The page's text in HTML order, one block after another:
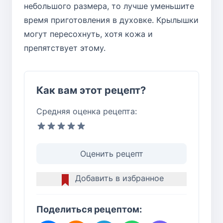
небольшого размера, то лучше уменьшите
время приготовления в духовке. Крылышки
могут пересохнуть, хотя кожа и
препятствует этому.
Как вам этот рецепт?
Средняя оценка рецепта:
Оценить рецепт
Добавить в избранное
Поделиться рецептом: